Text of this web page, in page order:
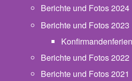
Berichte und Fotos 2024
Berichte und Fotos 2023
Berichte und Fotos 2022
Berichte und Fotos 2021